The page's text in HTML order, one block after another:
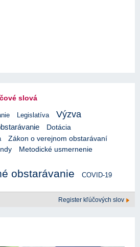
slová
Legislatíva Výzva
Dotácia
Zákon o verejnom obstarávaní
Metodické usmernenie
obstarávanie COVID-19
Register kľúčových slov